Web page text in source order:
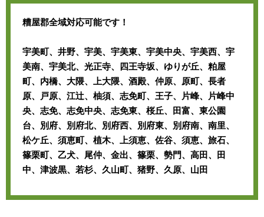
糟屋郡全域対応可能です！
宇美町、井野、宇美、宇美東、宇美中央、宇美西、宇
美南、宇美北、光正寺、四王寺坂、ゆりが丘、粕屋
町、内橋、大隈、上大隈、酒殿、仲原、原町、長者
原、戸原、江辻、柚須、志免町、王子、片峰、片峰中
央、志免、志免中央、志免東、桜丘、田富、東公園
台、別府、別府北、別府西、別府東、別府南、南里、
松ケ丘、須恵町、植木、上須恵、佐谷、須恵、旅石、
篠栗町、乙犬、尾仲、金出、篠栗、勢門、高田、田
中、津波黒、若杉、久山町、猪野、久原、山田